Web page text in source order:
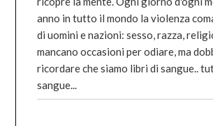
anno in tutto il mondo la violenza
di uomini e nazioni: sesso, razza,
mancano occasioni per odiare, ma
ricordare che siamo libri di sangue..
sangue...